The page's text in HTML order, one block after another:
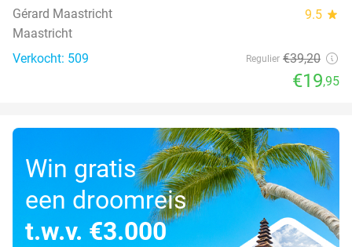
Gérard Maastricht 9.5 star
Maastricht
Verkocht: 509
Regulier €39,20
€19,95
Win gratis
een droomreis
t.w.v. €3.000